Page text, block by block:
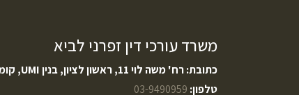
משרד עורכי דין זפרני לביא
כתובת: רח' משה לוי 11, ראשון לציון, בנין UMI, קומה 9
טלפון: 03-9490959